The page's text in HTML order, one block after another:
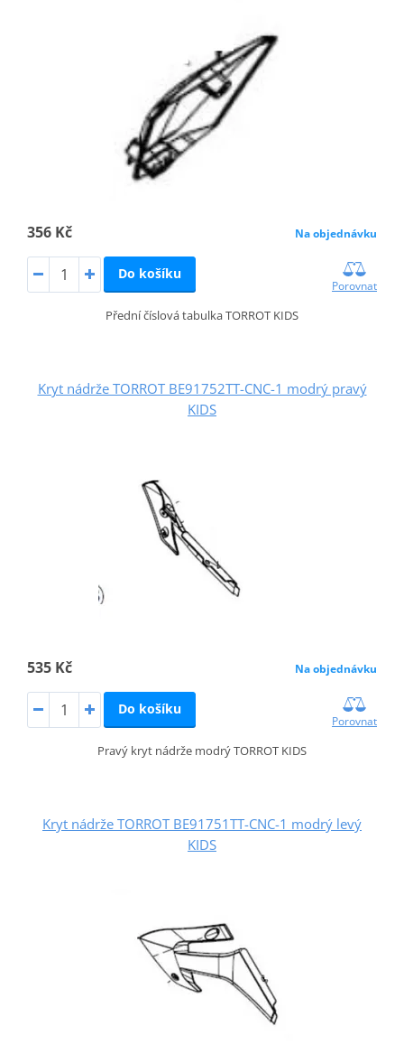
356 Kč Na objednávku
Do košíku
Porovnat
Přední číslová tabulka TORROT KIDS
Kryt nádrže TORROT BE91752TT-CNC-1 modrý pravý
KIDS
535 Kč Na objednávku
Do košíku
Porovnat
Pravý kryt nádrže modrý TORROT KIDS
Kryt nádrže TORROT BE91751TT-CNC-1 modrý levý
KIDS